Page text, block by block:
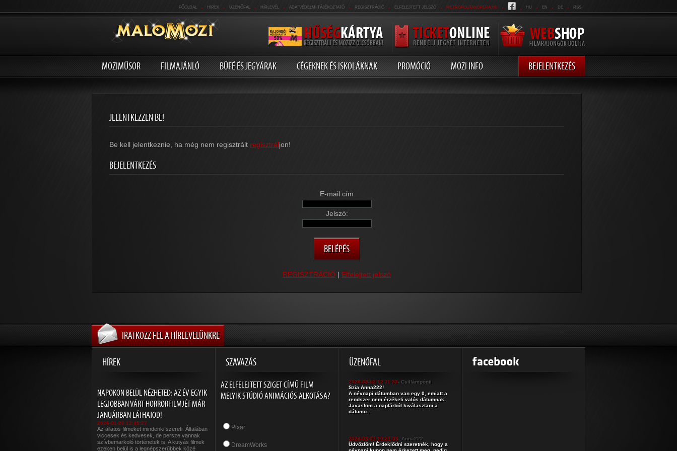
FŐOLDAL . HIREK . ÜZENŐFAL . HÍRLEVÉL . ADATVÉDELMI TÁJÉKOZTATÓ . REGISZTRÁCIÓ . ELFELEJTETT JELSZÓ . METROPOLITANOPERA.HU . . HU . EN . DE . RSS
MOZIMŰSOR FILMAJÁNLÓ BÜFÉ ÉS JEGYÁRAK CÉGEKNEK ÉS ISKOLÁKNAK PROMÓCIÓ MOZI INFO BEJELENTKEZÉS
JELENTKEZZEN BE!
Be kell jelentkeznie, ha még nem regisztrált regisztráljon!
BEJELENTKEZÉS
E-mail cím
Jelszó:
REGISZTRÁCIÓ | Elfelejtett jelszó
IRATKOZZ FEL A HÍRLEVELÜNKRE
HÍREK SZAVAZÁS ÜZENŐFAL
NAPOKON BELÜL NÉZHETED: AZ ÉV EGYIK
LEGJOBBAN VÁRT HORRORFILMJÉT MÁR
JANUÁRBAN LÁTHATOD!
2026-01-20 12:45:27
Az állatos filmeket mindenki szereti. Általában
viccesek és kedvesek, de persze vannak
szívbemarkoló történetek is. A kutyás filmek
ezeken belül is a legnépszerűbbek közé
AZ ELFELEJTETT SZIGET CÍMŰ FILM
MELYIK STÚDIÓ ANIMÁCIÓS ALKOTÁSA?
Pixar
DreamWorks
2026-08-03 12:11:33- Csillámpónii
Szia Anna222!
A névnapi dátumban van egy 0, emiatt a
rendszer nem érzékeli valós dátumnak.
Javaslom a naptárból kiválasztani a
dátumo...
2026-08-03 10:21:06- Anna222
Üdvözlöm! Érdeklődni szeretnék, hogy a